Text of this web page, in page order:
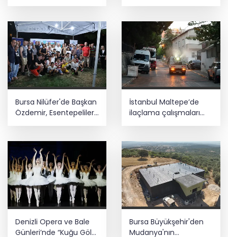
Bursa Nilüfer'de Başkan
Özdemir, Esentepeliler’i
İstanbul Maltepe’de
ilaçlama çalışmaları
Denizli Opera ve Bale
Günleri’nde “Kuğu Gölü”
Bursa Büyükşehir'den
Mudanya'nın